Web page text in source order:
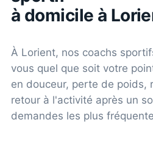
à domicile à
À Lorient, nos coachs
vous quel que soit votre
en douceur, perte de poids,
retour à l'activité après un
demandes les plus